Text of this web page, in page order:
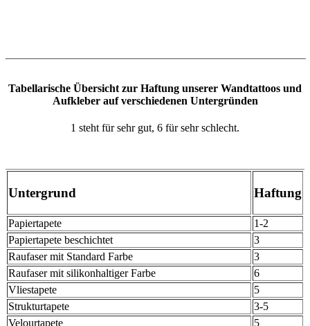
Tabellarische Übersicht zur Haftung unserer Wandtattoos und
Aufkleber auf verschiedenen Untergründen
1 steht für sehr gut, 6 für sehr schlecht.
Untergrund Haftung
Papiertapete
1-2
Papiertapete beschichtet
3
Raufaser mit Standard Farbe
3
Raufaser mit silikonhaltiger Farbe
6
Vliestapete
5
Strukturtapete
3-5
Velourtapete
5